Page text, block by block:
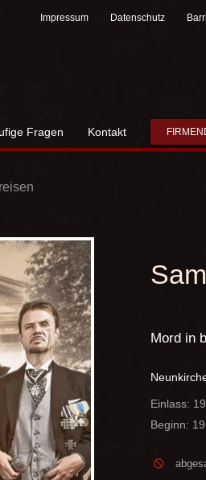
Impressum Datenschutz
Fragen Kontakt
Mord in
Einlass:
Beginn: